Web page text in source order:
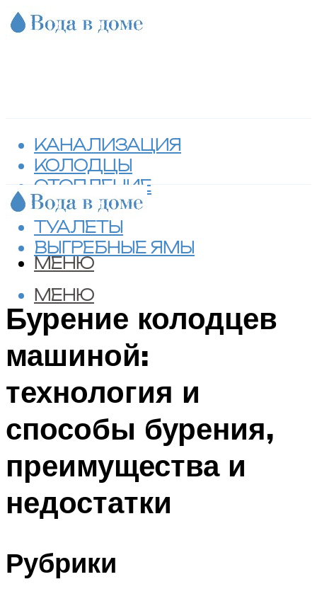
КАНАЛИЗАЦИЯ
КОЛОДЦЫ
ОТОПЛЕНИЕ
СЕПТИКИ
ТУАЛЕТЫ
ВЫГРЕБНЫЕ ЯМЫ
МЕНЮ
МЕНЮ
Бурение колодцев
машиной:
технология и
способы бурения,
преимущества и
недостатки
Рубрики